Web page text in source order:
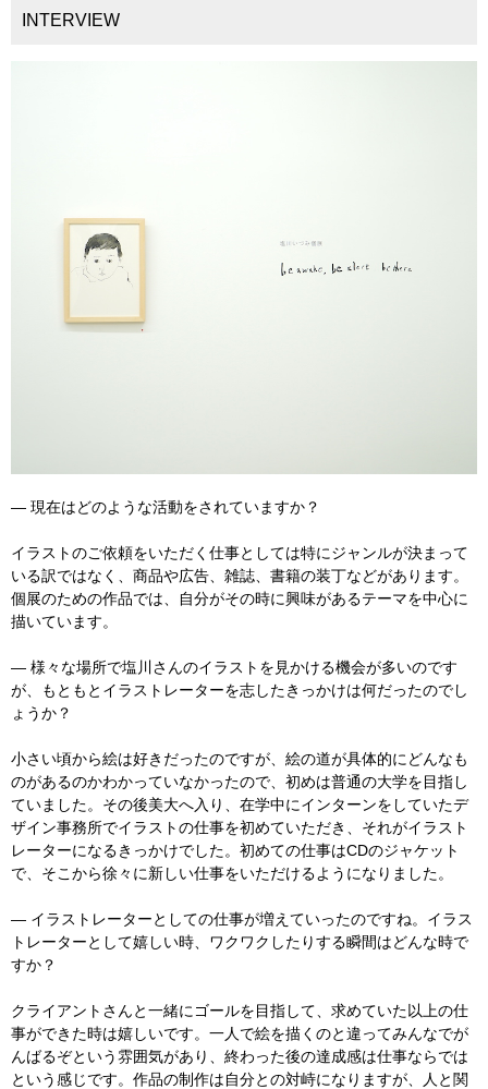
INTERVIEW
― 現在はどのような活動をされていますか？
イラストのご依頼をいただく仕事としては特にジャンルが決まって
いる訳ではなく、商品や広告、雑誌、書籍の装丁などがあります。
個展のための作品では、自分がその時に興味があるテーマを中心に
描いています。
― 様々な場所で塩川さんのイラストを見かける機会が多いのです
が、もともとイラストレーターを志したきっかけは何だったのでし
ょうか？
小さい頃から絵は好きだったのですが、絵の道が具体的にどんなも
のがあるのかわかっていなかったので、初めは普通の大学を目指し
ていました。その後美大へ入り、在学中にインターンをしていたデ
ザイン事務所でイラストの仕事を初めていただき、それがイラスト
レーターになるきっかけでした。初めての仕事はCDのジャケット
で、そこから徐々に新しい仕事をいただけるようになりました。
― イラストレーターとしての仕事が増えていったのですね。イラス
トレーターとして嬉しい時、ワクワクしたりする瞬間はどんな時で
すか？
クライアントさんと一緒にゴールを目指して、求めていた以上の仕
事ができた時は嬉しいです。一人で絵を描くのと違ってみんなでが
んばるぞという雰囲気があり、終わった後の達成感は仕事ならでは
という感じです。作品の制作は自分との対峙になりますが、人と関